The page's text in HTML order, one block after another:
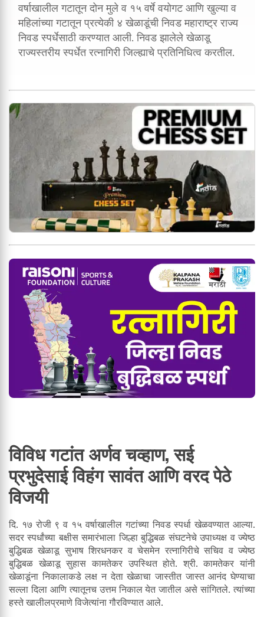
वर्षाखालील गटातून दोन मुले व १५ वर्षे वयोगट आणि खुल्या व
महिलांच्या गटातून प्रत्येकी ४ खेळाडूंची निवड महाराष्ट्र राज्य
निवड स्पर्धेसाठी करण्यात आली. निवड झालेले खेळाडू
राज्यस्तरीय स्पर्धेत रत्नागिरी जिल्ह्याचे प्रतिनिधित्व करतील.
विविध गटांत अर्णव चव्हाण, सई
प्रभुदेसाई विहंग सावंत आणि वरद पेठे
विजयी
दि. १७ रोजी ९ व १५ वर्षाखालील गटांच्या निवड स्पर्धा खेळवण्यात आल्या.
सदर स्पर्धांच्या बक्षीस समारंभाला जिल्हा बुद्धिबळ संघटनेचे उपाध्यक्ष व ज्येष्ठ
बुद्धिबळ खेळाडू सुभाष शिरधनकर व चेसमेन रत्नागिरीचे सचिव व ज्येष्ठ
बुद्धिबळ खेळाडू सुहास कामतेकर उपस्थित होते. श्री. कामतेकर यांनी
खेळाडूंना निकालाकडे लक्ष न देता खेळाचा जास्तीत जास्त आनंद घेण्याचा
सल्ला दिला आणि त्यातूनच उत्तम निकाल येत जातील असे सांगितले. त्यांच्या
हस्ते खालीलप्रमाणे विजेत्यांना गौरविण्यात आले.